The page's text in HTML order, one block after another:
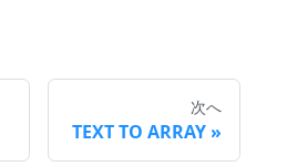
次へ
TEXT TO ARRAY